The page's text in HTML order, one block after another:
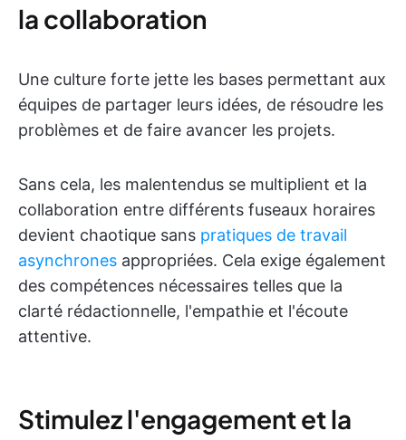
la collaboration
Une culture forte jette les bases permettant aux
équipes de partager leurs idées, de résoudre les
problèmes et de faire avancer les projets.
Sans cela, les malentendus se multiplient et la
collaboration entre différents fuseaux horaires
devient chaotique sans pratiques de travail
asynchrones appropriées. Cela exige également
des compétences nécessaires telles que la
clarté rédactionnelle, l'empathie et l'écoute
attentive.
Stimulez l'engagement et la